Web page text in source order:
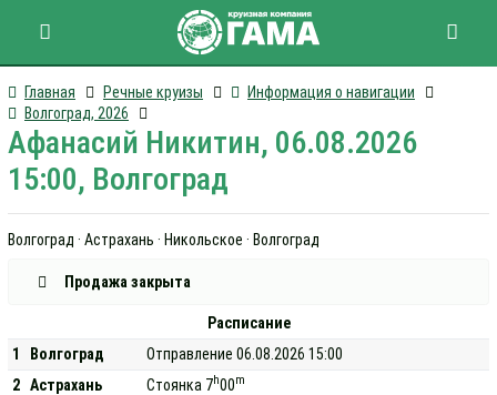
Главная Речные круизы
Информация о навигации
Волгоград, 2026
Афанасий Никитин, 06.08.2026
15:00, Волгоград
Волгоград · Астрахань · Никольское · Волгоград
Продажа закрыта
Расписание
1
Волгоград
Отправление 06.08.2026 15:00
2 Астрахань
Стоянка 7h00m